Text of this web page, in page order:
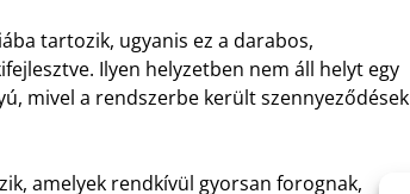
tartozik, ugyanis ez a darabos,
Ilyen helyzetben nem áll helyt egy
mivel a rendszerbe került szennyeződések
amelyek rendkívül gyorsan forognak,